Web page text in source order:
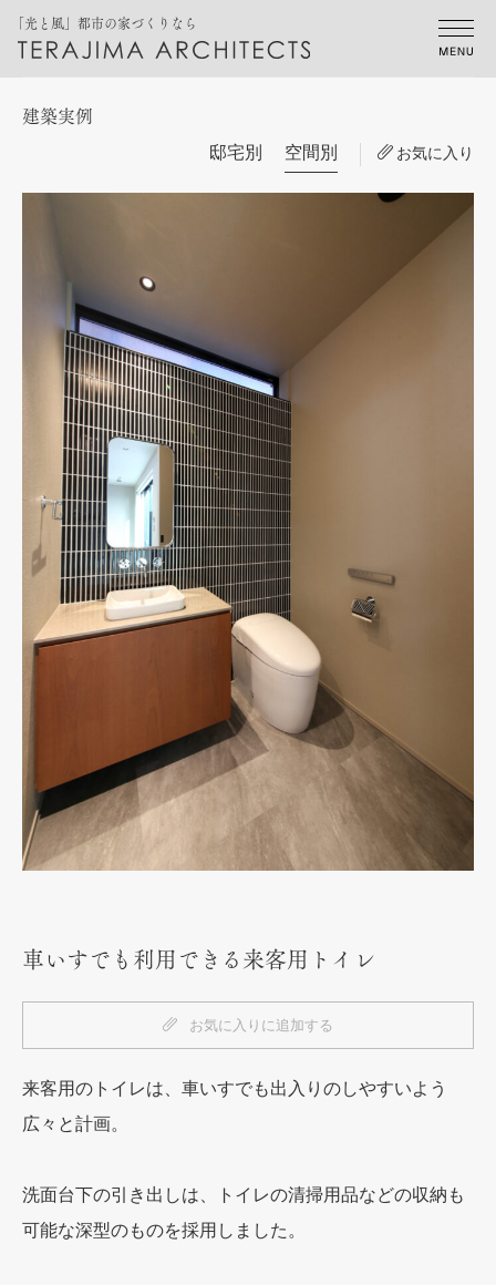
「光と風」都市の家づくりなら
建築実例
邸宅別 空間別 お気に入り
車いすでも利用できる来客用トイレ
お気に入りに追加する
来客用のトイレは、車いすでも出入りのしやすいよう
広々と計画。
洗面台下の引き出しは、トイレの清掃用品などの収納も
可能な深型のものを採用しました。